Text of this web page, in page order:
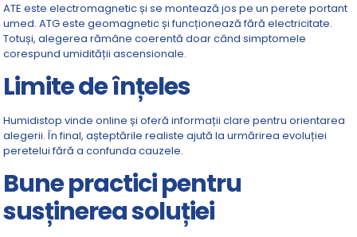
ATE este electromagnetic și se montează jos pe un perete portant
umed. ATG este geomagnetic și funcționează fără electricitate.
Totuși, alegerea rămâne coerentă doar când simptomele
corespund umidității ascensionale.
Limite de înțeles
Humidistop vinde online și oferă informații clare pentru orientarea
alegerii. În final, așteptările realiste ajută la urmărirea evoluției
peretelui fără a confunda cauzele.
Bune practici pentru
susținerea soluției